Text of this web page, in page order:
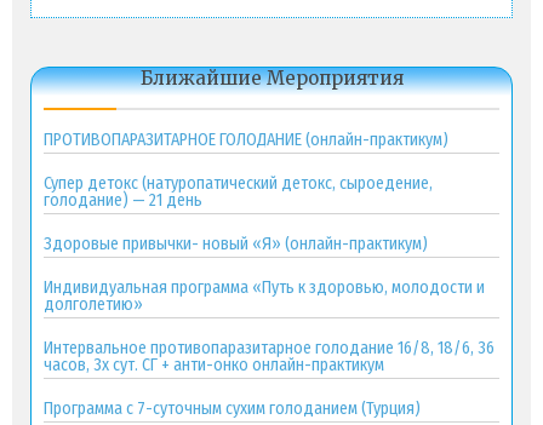
Ближайшие Мероприятия
ПРОТИВОПАРАЗИТАРНОЕ ГОЛОДАНИЕ (онлайн-практикум)
Супер детокс (натуропатический детокс, сыроедение,
голодание) — 21 день
Здоровые привычки- новый «Я» (онлайн-практикум)
Индивидуальная программа «Путь к здоровью, молодости и
долголетию»
Интервальное противопаразитарное голодание 16/8, 18/6, 36
часов, 3х сут. СГ + анти-онко онлайн-практикум
Программа с 7-суточным сухим голоданием (Турция)